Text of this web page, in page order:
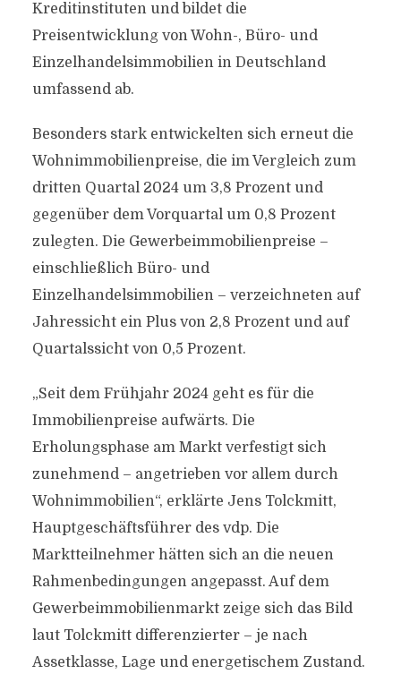
Kreditinstituten und bildet die
Preisentwicklung von Wohn-, Büro- und
Einzelhandelsimmobilien in Deutschland
umfassend ab.
Besonders stark entwickelten sich erneut die
Wohnimmobilienpreise, die im Vergleich zum
dritten Quartal 2024 um 3,8 Prozent und
gegenüber dem Vorquartal um 0,8 Prozent
zulegten. Die Gewerbeimmobilienpreise –
einschließlich Büro- und
Einzelhandelsimmobilien – verzeichneten auf
Jahressicht ein Plus von 2,8 Prozent und auf
Quartalssicht von 0,5 Prozent.
„Seit dem Frühjahr 2024 geht es für die
Immobilienpreise aufwärts. Die
Erholungsphase am Markt verfestigt sich
zunehmend – angetrieben vor allem durch
Wohnimmobilien“, erklärte Jens Tolckmitt,
Hauptgeschäftsführer des vdp. Die
Marktteilnehmer hätten sich an die neuen
Rahmenbedingungen angepasst. Auf dem
Gewerbeimmobilienmarkt zeige sich das Bild
laut Tolckmitt differenzierter – je nach
Assetklasse, Lage und energetischem Zustand.